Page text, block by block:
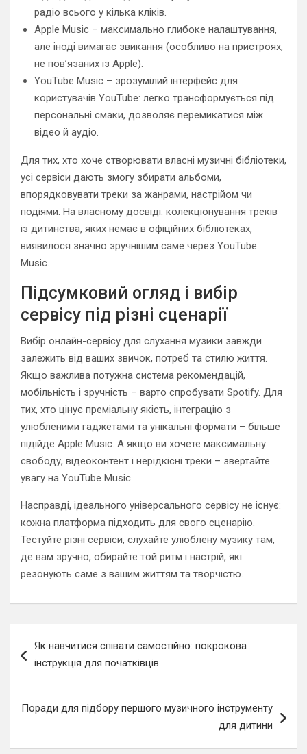
радіо всього у кілька кліків.
Apple Music – максимально глибоке налаштування,
але іноді вимагає звикання (особливо на пристроях,
не пов’язаних із Apple).
YouTube Music – зрозумілий інтерфейс для
користувачів YouTube: легко трансформується під
персональні смаки, дозволяє перемикатися між
відео й аудіо.
Для тих, хто хоче створювати власні музичні бібліотеки,
усі сервіси дають змогу збирати альбоми,
впорядковувати треки за жанрами, настрійом чи
подіями. На власному досвіді: колекціонування треків
із дитинства, яких немає в офіційних бібліотеках,
виявилося значно зручнішим саме через YouTube
Music.
Підсумковий огляд і вибір
сервісу під різні сценарії
Вибір онлайн-сервісу для слухання музики завжди
залежить від ваших звичок, потреб та стилю життя.
Якщо важлива потужна система рекомендацій,
мобільність і зручність – варто спробувати Spotify. Для
тих, хто цінує преміальну якість, інтеграцію з
улюбленими гаджетами та унікальні формати – більше
підійде Apple Music. А якщо ви хочете максимальну
свободу, відеоконтент і нерідкісні треки – звертайте
увагу на YouTube Music.
Насправді, ідеального універсального сервісу не існує:
кожна платформа підходить для свого сценарію.
Тестуйте різні сервіси, слухайте улюблену музику там,
де вам зручно, обирайте той ритм і настрій, які
резонують саме з вашим життям та творчістю.
по
Як навчитися співати самостійно: покрокова
інструкція для початківців
Поради для підбору першого музичного інструменту
для дитини